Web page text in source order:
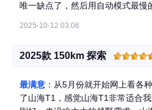
唯一缺点了，然后用自动模式最
2025-10-12 03:06
2025款 150km 探索
最满意 ：从5月份就开始网上看各
了山海T1，感觉山海T1非常适合